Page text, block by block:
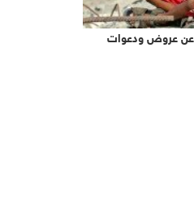
عن عروض ودعوات